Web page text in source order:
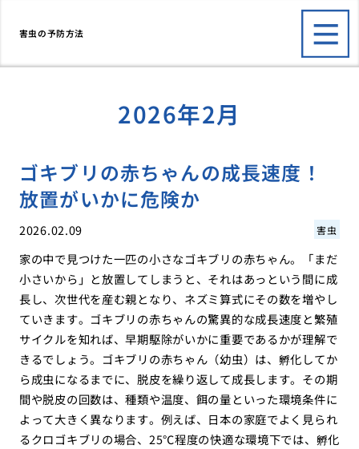
害虫の予防方法
2026年2月
ゴキブリの赤ちゃんの成長速度！
放置がいかに危険か
2026.02.09 害虫
家の中で見つけた一匹の小さなゴキブリの赤ちゃん。「まだ
小さいから」と放置してしまうと、それはあっという間に成
長し、次世代を産む親となり、ネズミ算式にその数を増やし
ていきます。ゴキブリの赤ちゃんの驚異的な成長速度と繁殖
サイクルを知れば、早期駆除がいかに重要であるかが理解で
きるでしょう。ゴキブリの赤ちゃん（幼虫）は、孵化してか
ら成虫になるまでに、脱皮を繰り返して成長します。その期
間や脱皮の回数は、種類や温度、餌の量といった環境条件に
よって大きく異なります。例えば、日本の家庭でよく見られ
るクロゴキブリの場合、25℃程度の快適な環境下では、孵化